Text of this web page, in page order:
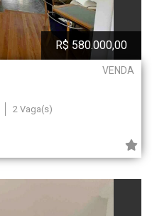
VENDA
R$ 580.000,00
2 Vaga(s)